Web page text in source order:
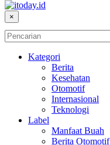
×
Kategori
Berita
Kesehatan
Otomotif
Internasional
Teknologi
Label
Manfaat Buah
Berita Otomotif